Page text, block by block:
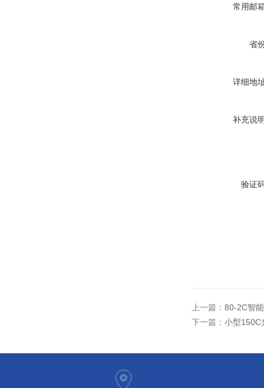
常用邮
省
详细地
补充说
验证
上一篇： 80-2C智
下一篇： 小型150C